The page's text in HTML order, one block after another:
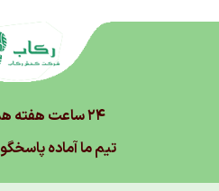
۲۴ ساعت هفته همراه شماییم
تیم ما آماده